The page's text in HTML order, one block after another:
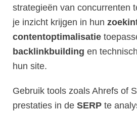
strategieën van concurrenten
je inzicht krijgen in hun
contentoptimalisatie
backlinkbuilding en
hun site.
Gebruik tools zoals Ahrefs of
prestaties in de SERP te